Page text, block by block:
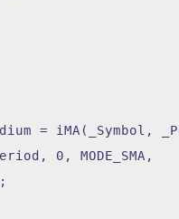
= iMA(_Symbol,
0, MODE_SMA,